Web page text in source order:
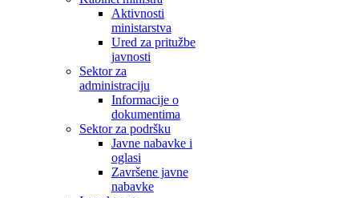
Aktivnosti
ministarstva
Ured za pritužbe
javnosti
Sektor za
administraciju
Informacije o
dokumentima
Sektor za podršku
Javne nabavke i
oglasi
Završene javne
nabavke